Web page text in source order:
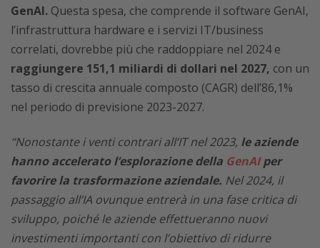
GenAI. Questa spesa, che comprende il software GenAI,
l’infrastruttura hardware e i servizi IT/business
correlati, dovrebbe più che raddoppiare nel 2024 e
raggiungere 151,1 miliardi di dollari nel 2027, con un
tasso di crescita annuale composto (CAGR) dell’86,1%
nel periodo di previsione 2023-2027.
“Nonostante i venti contrari all’IT nel 2023, le aziende
hanno accelerato l’esplorazione della GenAIper
favorire la trasformazione aziendale. Nel 2024, il
passaggio all’IA ovunque entrerà in una fase critica di
sviluppo, poiché le aziende effettueranno nuovi
investimenti importanti con l’obiettivo di ridurre